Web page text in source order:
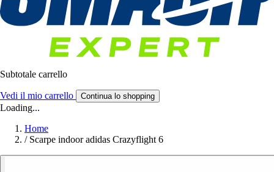
Subtotale carrello
Vedi il mio carrello Continua lo shopping
Loading...
Home
/ Scarpe indoor adidas Crazyflight 6